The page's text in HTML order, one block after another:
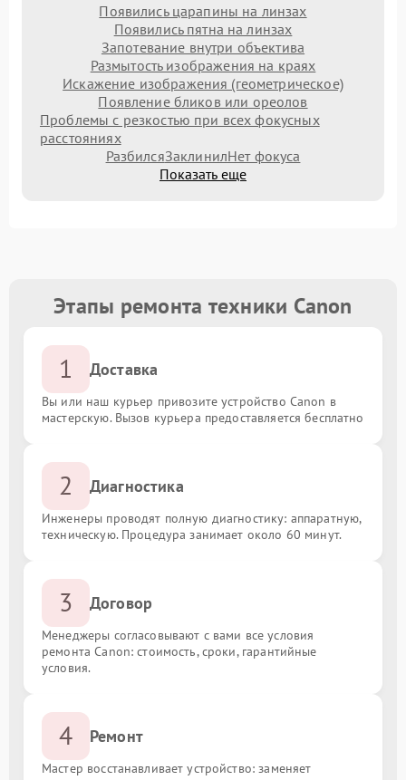
Появились царапины на линзах
Появились пятна на линзах
Запотевание внутри объектива
Размытость изображения на краях
Искажение изображения (геометрическое)
Появление бликов или ореолов
Проблемы с резкостью при всех фокусных
расстояниях
РазбилсяЗаклинилНет фокуса
Показать еще
Этапы ремонта техники Canon
1 Доставка
Вы или наш курьер привозите устройство Canon в
мастерскую. Вызов курьера предоставляется бесплатно
2 Диагностика
Инженеры проводят полную диагностику: аппаратную,
техническую. Процедура занимает около 60 минут.
3 Договор
Менеджеры согласовывают с вами все условия
ремонта Canon: стоимость, сроки, гарантийные
условия.
4 Ремонт
Мастер восстанавливает устройство: заменяет